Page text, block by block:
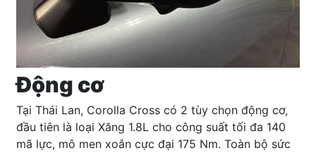
Động cơ
Tại Thái Lan, Corolla Cross có 2 tùy chọn động cơ,
đầu tiên là loại Xăng 1.8L cho công suất tối đa 140
mã lực, mô men xoắn cực đại 175 Nm. Toàn bộ sức